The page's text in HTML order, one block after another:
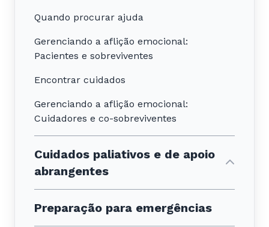
Quando procurar ajuda
Gerenciando a aflição emocional:
Pacientes e sobreviventes
Encontrar cuidados
Gerenciando a aflição emocional:
Cuidadores e co-sobreviventes
Cuidados paliativos e de apoio
abrangentes
Preparação para emergências